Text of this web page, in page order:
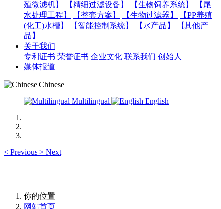
殖微滤机】
【精细过滤设备】 【生物饲养系统】
【尾
水处理工程】
【整套方案】 【生物过滤器】
【PP养殖
(化工)水槽】
【智能控制系统】 【水产品】
【其他产
品】
关于我们
专利证书 荣誉证书 企业文化 联系我们 创始人
媒体报道
Chinese
Multilingual
English
< Previous > Next
你的位置
网站首页